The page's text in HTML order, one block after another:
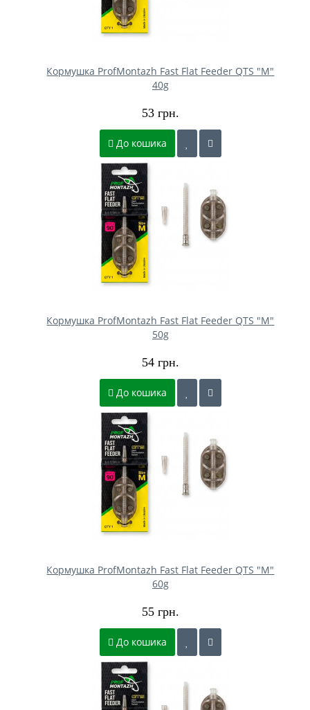
Кормушка ProfMontazh Fast Flat Feeder QTS "M"
40g
53 грн.
До кошика
Кормушка ProfMontazh Fast Flat Feeder QTS "M"
50g
54 грн.
До кошика
Кормушка ProfMontazh Fast Flat Feeder QTS "M"
60g
55 грн.
До кошика